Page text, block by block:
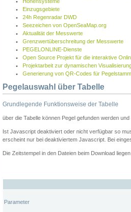
Einzugsgebiete
24h Regenradar DWD
Seezeichen von OpenSeaMap.org
Aktualität der Messwerte
Grenzwertüberschreitung der Messwerte
PEGELONLINE-Dienste
Open Source Projekt für die interaktive
Projektarbeit zur dynamischen
Generierung von QR-Codes für
Pegelauswahl über Tabelle
Grundlegende Funktionsweise der Tabelle
über die Tabelle können Pegel gefunden werden
Ist Javascript deaktiviert oder nicht verfügbar so
erscheint nur bei deaktiviertem Javascript. Bei
Die Zeitstempel in den Dateien beim Download
Parameter